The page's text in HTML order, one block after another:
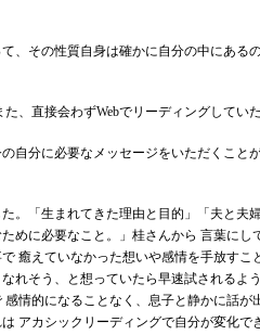
、その性質自身は確かに自分の中にある
、直接会わずWebでリーディングしてい
自分に必要なメッセージをいただくこと
。「生まれてきた理由と目的」「夫と夫
めに必要なこと。」桂さんから 言葉に
癒えていなかった想いや感情を手放す
れそう、と想っていたら早速試されるよ
感情的になることなく、息子と静かに話
アカシックリーディングで自分が変化